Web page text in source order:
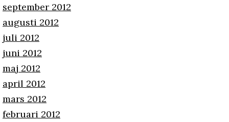
september 2012
augusti 2012
juli 2012
juni 2012
maj 2012
april 2012
mars 2012
februari 2012